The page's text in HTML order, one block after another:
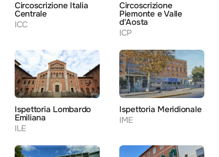
Circoscrizione Italia
Centrale
ICC
Circoscrizione
Piemonte e Valle
d'Aosta
ICP
Ispettoria Lombardo
Emiliana
ILE
Ispettoria Meridionale
IME